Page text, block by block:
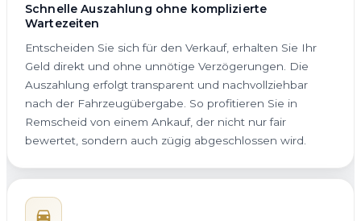
Schnelle Auszahlung ohne komplizierte
Wartezeiten
Entscheiden Sie sich für den Verkauf, erhalten Sie Ihr
Geld direkt und ohne unnötige Verzögerungen. Die
Auszahlung erfolgt transparent und nachvollziehbar
nach der Fahrzeugübergabe. So profitieren Sie in
Remscheid von einem Ankauf, der nicht nur fair
bewertet, sondern auch zügig abgeschlossen wird.